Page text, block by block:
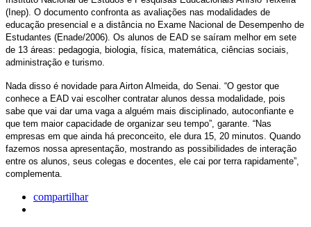
(Inep). O documento confronta as avaliações nas modalidades de
educação presencial e a distância no Exame Nacional de Desempenho de
Estudantes (Enade/2006). Os alunos de EAD se saíram melhor em sete
de 13 áreas: pedagogia, biologia, física, matemática, ciências sociais,
administração e turismo.
Nada disso é novidade para Airton Almeida, do Senai. “O gestor que
conhece a EAD vai escolher contratar alunos dessa modalidade, pois
sabe que vai dar uma vaga a alguém mais disciplinado, autoconfiante e
que tem maior capacidade de organizar seu tempo”, garante. “Nas
empresas em que ainda há preconceito, ele dura 15, 20 minutos. Quando
fazemos nossa apresentação, mostrando as possibilidades de interação
entre os alunos, seus colegas e docentes, ele cai por terra rapidamente”,
complementa.
compartilhar